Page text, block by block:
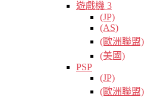
遊戲機 3
(JP)
(AS)
(歐洲聯盟)
(美國)
PSP
(JP)
(歐洲聯盟)